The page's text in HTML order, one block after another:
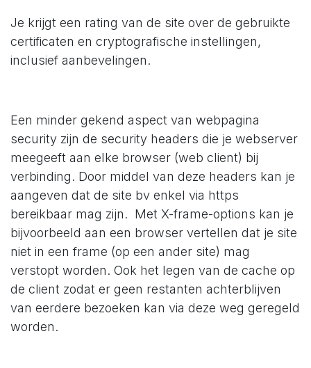
Je krijgt een rating van de site over de gebruikte
certificaten en cryptografische instellingen,
inclusief aanbevelingen.
Een minder gekend aspect van webpagina
security zijn de security headers die je webserver
meegeeft aan elke browser (web client) bij
verbinding. Door middel van deze headers kan je
aangeven dat de site bv enkel via https
bereikbaar mag zijn. Met X-frame-options kan je
bijvoorbeeld aan een browser vertellen dat je site
niet in een frame (op een ander site) mag
verstopt worden. Ook het legen van de cache op
de client zodat er geen restanten achterblijven
van eerdere bezoeken kan via deze weg geregeld
worden.